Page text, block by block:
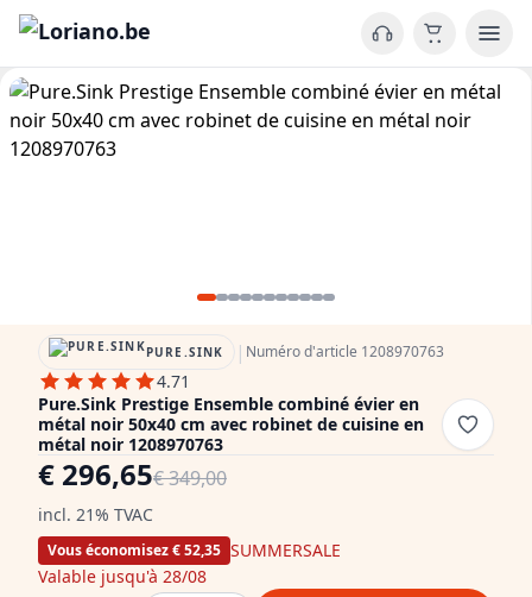
PURE.SINK | Numéro d'article 1208970763
4.71
Pure.Sink Prestige Ensemble combiné évier en
métal noir 50x40 cm avec robinet de cuisine en
métal noir 1208970763
€ 296,65€ 349,00
incl. 21% TVAC
Vous économisez € 52,35 SUMMERSALE
Valable jusqu'à 28/08